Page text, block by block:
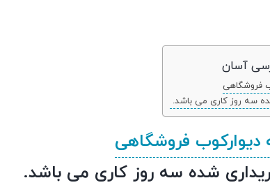
آسان
فروشگاهی
سه روز کاری می باشد.
فروشگاهی
شده سه روز کاری می باشد.